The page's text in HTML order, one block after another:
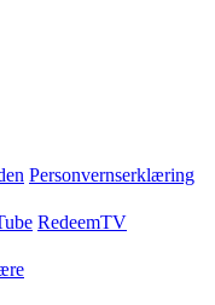
Personvernserklæring
RedeemTV